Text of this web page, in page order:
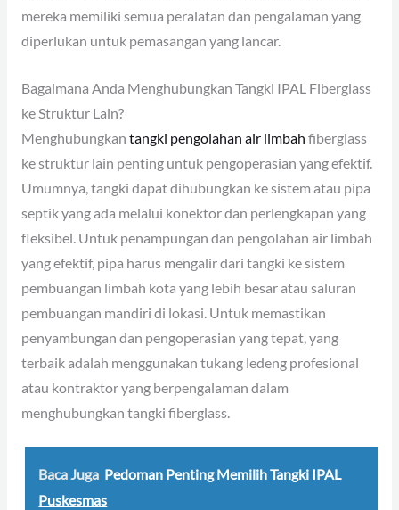
mereka memiliki semua peralatan dan pengalaman yang
diperlukan untuk pemasangan yang lancar.
Bagaimana Anda Menghubungkan Tangki IPAL Fiberglass
ke Struktur Lain?
Menghubungkan tangki pengolahan air limbah fiberglass
ke struktur lain penting untuk pengoperasian yang efektif.
Umumnya, tangki dapat dihubungkan ke sistem atau pipa
septik yang ada melalui konektor dan perlengkapan yang
fleksibel. Untuk penampungan dan pengolahan air limbah
yang efektif, pipa harus mengalir dari tangki ke sistem
pembuangan limbah kota yang lebih besar atau saluran
pembuangan mandiri di lokasi. Untuk memastikan
penyambungan dan pengoperasian yang tepat, yang
terbaik adalah menggunakan tukang ledeng profesional
atau kontraktor yang berpengalaman dalam
menghubungkan tangki fiberglass.
Baca Juga Pedoman Penting Memilih Tangki IPAL
Puskesmas